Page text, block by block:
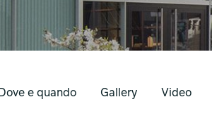
Dove e quando Gallery Video